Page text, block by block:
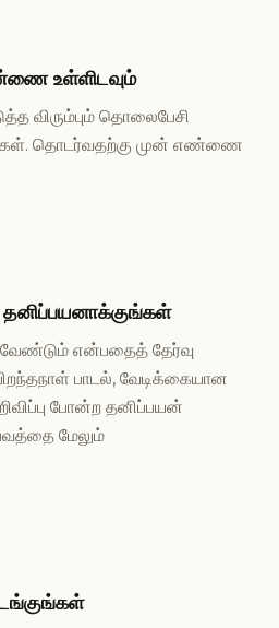
உள்ளிடவும்
விரும்பும் தொலைபேசி
தொடர்வதற்கு முன் எண்ணை
தனிப்பயனாக்குங்கள்
என்பதைத் தேர்வு
பாடல், வேடிக்கையான
போன்ற தனிப்பயன்
மேலும்